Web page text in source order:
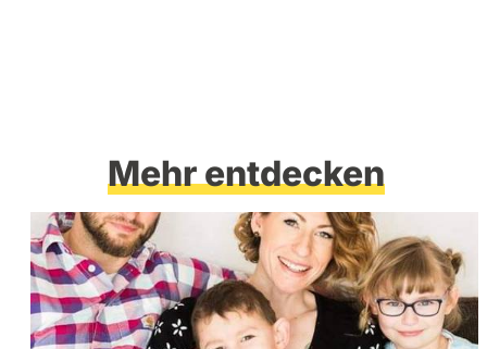
Mehr entdecken